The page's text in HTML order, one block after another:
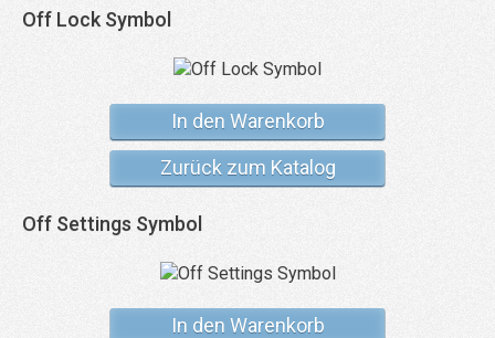
Off Lock Symbol
In den Warenkorb
Zurück zum Katalog
Off Settings Symbol
In den Warenkorb